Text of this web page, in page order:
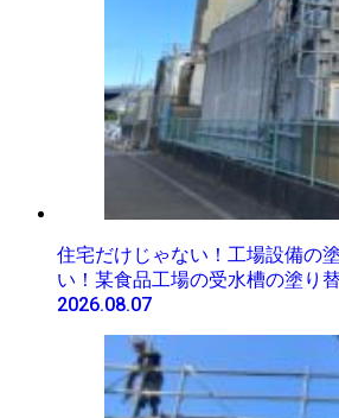
住宅だけじゃない！工場設備の
い！某食品工場の受水槽の塗り
2026.08.07